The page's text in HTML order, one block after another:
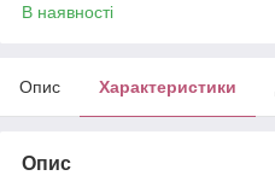
В наявності
Опис Характеристики
Опис